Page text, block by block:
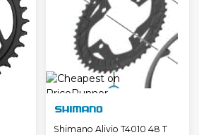
Shimano Alivio T4010 48 T